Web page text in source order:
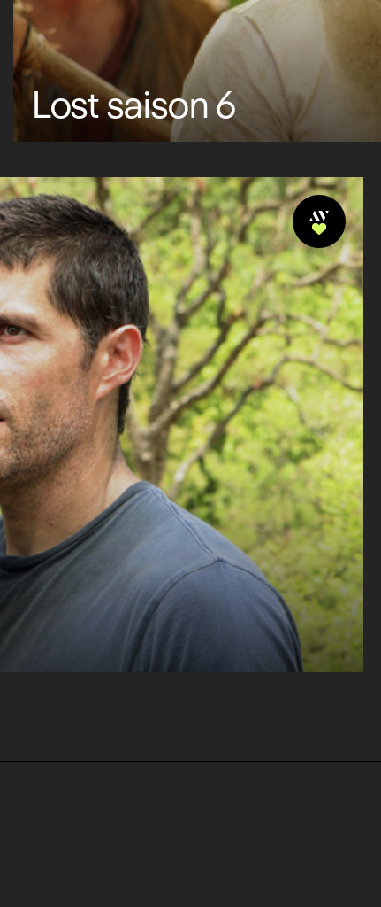
Lost saison 6